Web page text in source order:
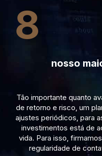
8
nosso
Tão importante quanto
de retorno e risco, um
ajustes periódicos, para
investimentos está de
vida. Para isso,
regularidade de